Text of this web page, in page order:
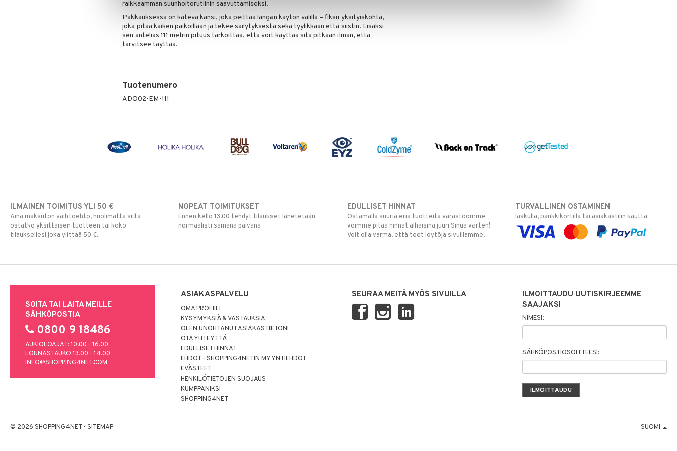
raikkaamman suunhoitorutiinin saavuttamiseksi.
Pakkauksessa on kätevä kansi, joka peittää langan käytön välillä – fiksu yksityiskohta,
joka pitää kaiken paikoillaan ja tekee säilytyksestä sekä tyylikkään että siistin. Lisäksi
sen antelias 111 metrin pituus tarkoittaa, että voit käyttää sitä pitkään ilman, että
tarvitsee täyttää.
Tuotenumero
ADO02-EM-111
ILMAINEN TOIMITUS YLI 50 €
Aina maksuton vaihtoehto, huolimatta siitä
ostatko yksittäisen tuotteen tai koko
tilauksellesi joka ylittää 50 €.
NOPEAT TOIMITUKSET
Ennen kello 13.00 tehdyt tilaukset lähetetään
normaalisti samana päivänä
EDULLISET HINNAT
Ostamalla suuria eriä tuotteita varastoomme
voimme pitää hinnat alhaisina juuri Sinua varten!
Voit olla varma, että teet löytöjä sivuillamme.
TURVALLINEN OSTAMINEN
laskulla, pankkikortilla tai asiakastilin kautta
SOITA TAI LAITA MEILLE
SÄHKÖPOSTIA
0800 9 18486
AUKIOLOAJAT: 10.00 - 16.00
LOUNASTAUKO 13.00 - 14.00
INFO@SHOPPING4NET.COM
ASIAKASPALVELU
OMA PROFIILI
KYSYMYKSIÄ & VASTAUKSIA
OLEN UNOHTANUT ASIAKASTIETONI
OTA YHTEYTTÄ
EDULLISET HINNAT
EHDOT - SHOPPING4NETIN MYYNTIEHDOT
EVÄSTEET
HENKILÖTIETOJEN SUOJAUS
KUMPPANIKSI
SHOPPING4NET
SEURAA MEITÄ MYÖS SIVUILLA
ILMOITTAUDU UUTISKIRJEEMME
SAAJAKSI
NIMESI:
SÄHKÖPOSTIOSOITTEESI:
© 2026 SHOPPING4NET • SITEMAP SUOMI